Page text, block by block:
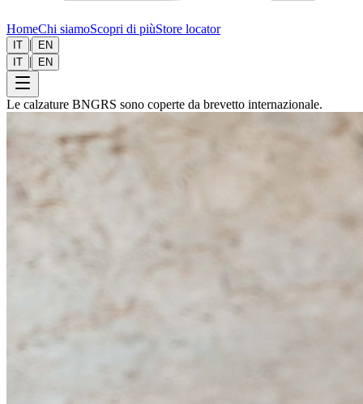
HomeChi siamoScopri di piùStore locator
IT |
EN
IT | EN
Le calzature BNGRS sono coperte da brevetto internazionale.